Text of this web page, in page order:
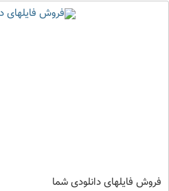
فروش فایلهای دانلودی شما